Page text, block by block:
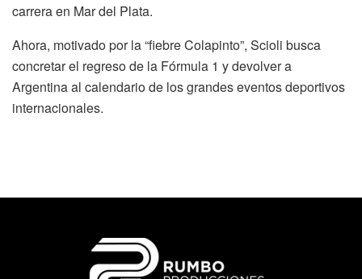
carrera en Mar del Plata.
Ahora, motivado por la “fiebre Colapinto”, Scioli busca
concretar el regreso de la Fórmula 1 y devolver a
Argentina al calendario de los grandes eventos deportivos
internacionales.